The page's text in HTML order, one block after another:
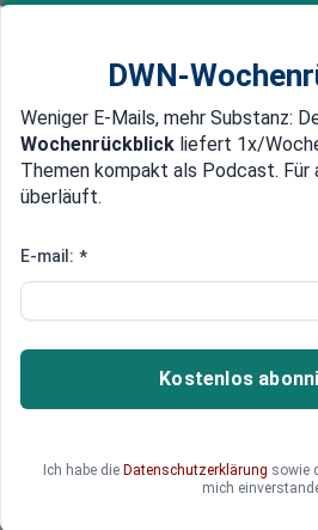
Newsticker MEIN DWN:
Edelmetalle DWN-
Mysteriöser Terror-Anschlag
Texas: Zwei
erschossen - doch
Männer?
In Texas wurden zwei
Terroranschlag auf eine
geplant hatten. Die
DWN-
Weniger E-Mails, mehr Substanz:
Wochenrückblick liefert 1x/
Themen kompakt als Podcast.
überläuft.
E-mail: *
Kostenlos
Ich habe die Datenschutzerklärung sowie
mich